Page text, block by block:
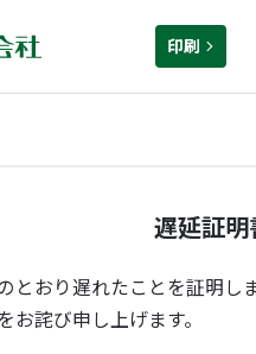
印刷
遅延証明
とおり遅れたことを証明し
お詫び申し上げます。